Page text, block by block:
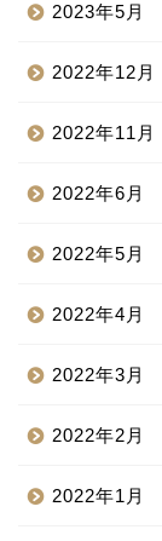
2023年5月
2022年12月
2022年11月
2022年6月
2022年5月
2022年4月
2022年3月
2022年2月
2022年1月